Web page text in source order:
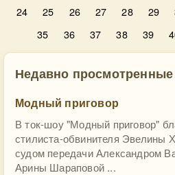
24
25 26 27 28 29
35
36 37 38 39
Недавно просмотренные
Модный приговор
В ток-шоу "Модный приговор"
стилиста-обвинителя Эвелины
судом передачи Александром
Арины Шараповой ...